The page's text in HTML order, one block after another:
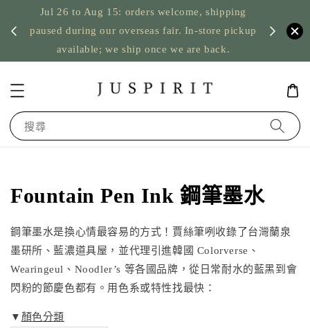
Jul 26 to Aug 15: orders welcome, shipping
paused during our overseas fair. In-store pickup
available; we ship once we are back.
US
搜尋
Fountain Pen Ink 鋼筆墨水
鋼筆墨水是換心情最容易的方式！賈絲筆咧收錄了台灣蘭泉
墨研所、藍濃道具屋，並代理引進韓國 Colorverse、
Wearingeul、Noodler’s 等各國品牌，從日常耐水的藍黑到會
閃粉的節慶色都有。用色系或特性找最快：
▼ 顏色分類